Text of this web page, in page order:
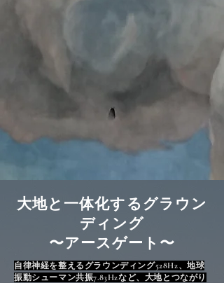
大地と一体化するグラウン
ディング
〜アースゲート〜
自律神経を整えるグラウンディング528Hz、地球
振動シューマン共振7.83Hzなど、大地とつながり